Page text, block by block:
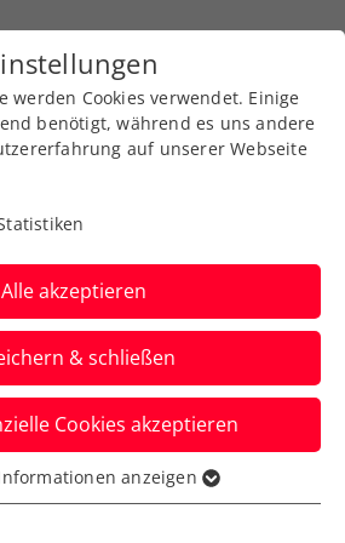
News
werden Cookies verwendet. Einige
benötigt, während es uns andere
auf unserer Webseite
Alle akzeptieren
& schließen
Cookies akzeptieren
für grundlegende
anzeigen